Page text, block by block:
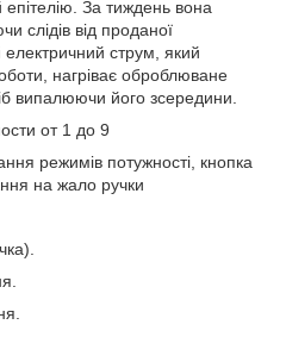
За тиждень вона
слідів від проданої
струм, який
нагріває оброблюване
випалюючи його зсередини.
от 1 до 9
режимів потужності, кнопка
на жало ручки